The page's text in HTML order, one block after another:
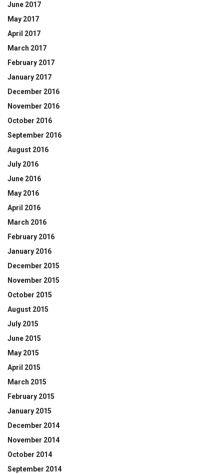
June 2017
May 2017
April 2017
March 2017
February 2017
January 2017
December 2016
November 2016
October 2016
September 2016
August 2016
July 2016
June 2016
May 2016
April 2016
March 2016
February 2016
January 2016
December 2015
November 2015
October 2015
August 2015
July 2015
June 2015
May 2015
April 2015
March 2015
February 2015
January 2015
December 2014
November 2014
October 2014
September 2014